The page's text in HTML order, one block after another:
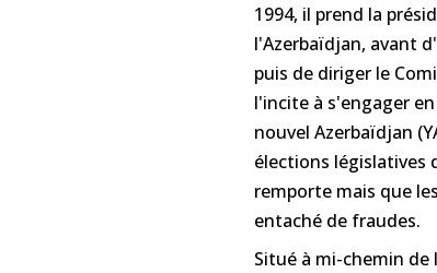
1994, il prend la
l'Azerbaïdjan, avant
puis de diriger le
l'incite à s'engager
nouvel Azerbaïdjan
élections législatives
remporte mais que
entaché de fraudes.
Situé à mi-chemin de